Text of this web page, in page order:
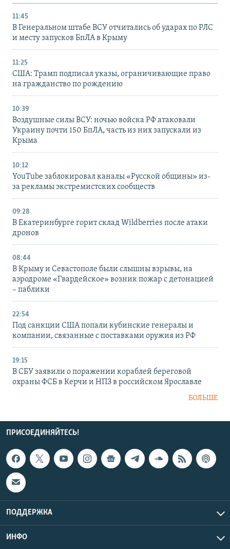
11:45
В Генеральном штабе ВСУ отчитались об ударах по РЛС
и месту запусков БпЛА в Крыму
11:25
США: Трамп подписал указы, ограничивающие право
на гражданство по рождению
10:39
Воздушные силы ВСУ: ночью войска РФ атаковали
Украину почти 150 БпЛА, часть из них запускали из
Крыма
10:12
YouTube заблокировал каналы «Русской общины» из-
за рекламы экстремистских сообществ
09:28
В Екатеринбурге горит склад Wildberries после атаки
дронов
08:44
В Крыму и Севастополе были слышны взрывы, на
аэродроме «Гвардейское» возник пожар с детонацией
– паблики
22:54
Под санкции США попали кубинские генералы и
компании, связанные с поставками оружия из РФ
19:15
В СБУ заявили о поражении кораблей береговой
охраны ФСБ в Керчи и НПЗ в российском Ярославле
БОЛЬШЕ
ПРИСОЕДИНЯЙТЕСЬ!
ПОДДЕРЖКА
ИНФО